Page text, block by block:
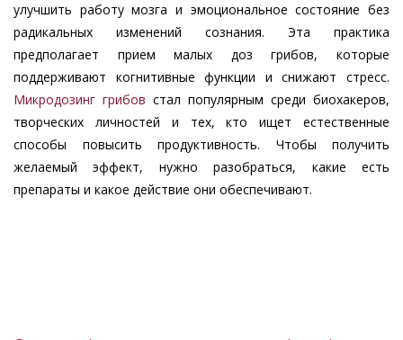
улучшить работу мозга и эмоциональное состояние без
радикальных изменений сознания. Эта практика
предполагает прием малых доз грибов, которые
поддерживают когнитивные функции и снижают стресс.
Микродозинг грибов стал популярным среди биохакеров,
творческих личностей и тех, кто ищет естественные
способы повысить продуктивность. Чтобы получить
желаемый эффект, нужно разобраться, какие есть
препараты и какое действие они обеспечивают.